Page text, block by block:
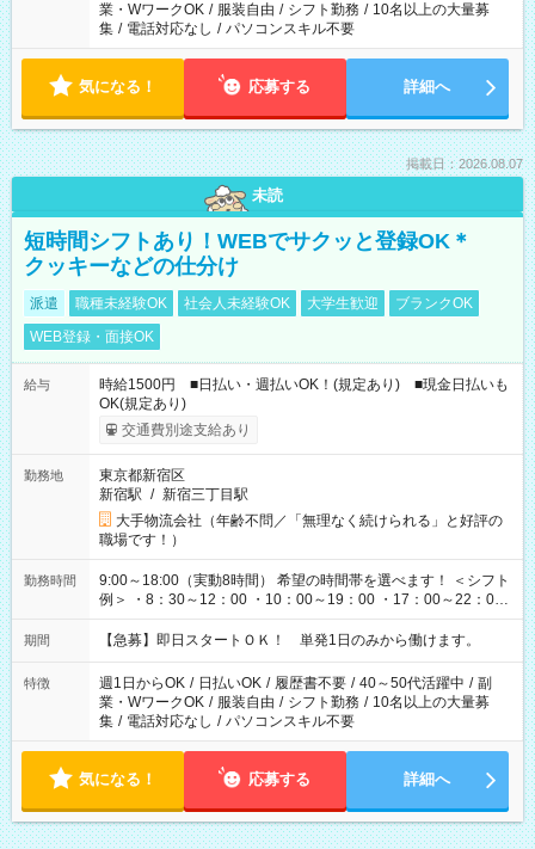
業・WワークOK / 服装自由 / シフト勤務 / 10名以上の大量募
集 / 電話対応なし / パソコンスキル不要
気になる！ 応募する 詳細へ
掲載日：2026.08.07
未読
短時間シフトあり！WEBでサクッと登録OK＊
クッキーなどの仕分け
派遣 職種未経験OK 社会人未経験OK 大学生歓迎
ブランクOK
WEB登録・面接OK
給与
時給1500円 ■日払い・週払いOK！(規定あり) ■現金日払いも
OK(規定あり)
交通費別途支給あり
勤務地
東京都新宿区
新宿駅 / 新宿三丁目駅
大手物流会社（年齢不問／「無理なく続けられる」と好評の
職場です！）
勤務時間
9:00～18:00（実動8時間） 希望の時間帯を選べます！ ＜シフト
例＞ ・8：30～12：00 ・10：00～19：00 ・17：00～22：00
・13：00～22：00 ・22：00～翌6：00 など
期間 【急募】即日スタートＯＫ！ 単発1日のみから働けます。
特徴 週1日からOK / 日払いOK / 履歴書不要 / 40～50代活躍中 / 副
業・WワークOK / 服装自由 / シフト勤務 / 10名以上の大量募
集 / 電話対応なし / パソコンスキル不要
気になる！ 応募する 詳細へ